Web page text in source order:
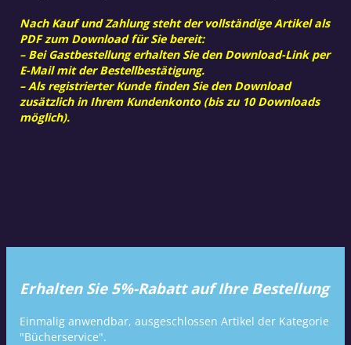
Nach Kauf und Zahlung steht der vollständige Artikel als
PDF zum Download für Sie bereit:
– Bei Gastbestellung erhalten Sie den Download-Link per
E-Mail mit der Bestellbestätigung.
– Als registrierter Kunde finden Sie den Download
zusätzlich in Ihrem Kundenkonto (bis zu 10 Downloads
möglich).
Erhalten Sie 5%-Rabatt auf Ihre Bestellung
Einmalig anwendbar, ausgeschlossen Artikel der Kategorie
"Bücherservice".